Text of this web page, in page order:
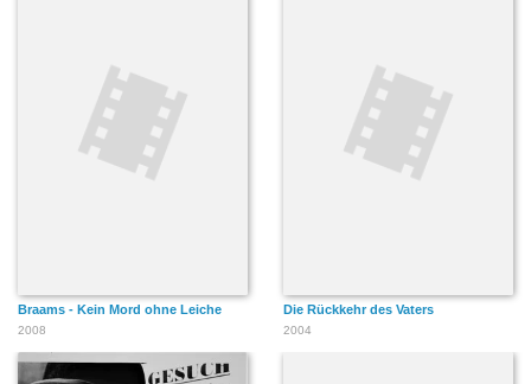
Braams - Kein Mord ohne Leiche
2008
Die Rückkehr des Vaters
2004